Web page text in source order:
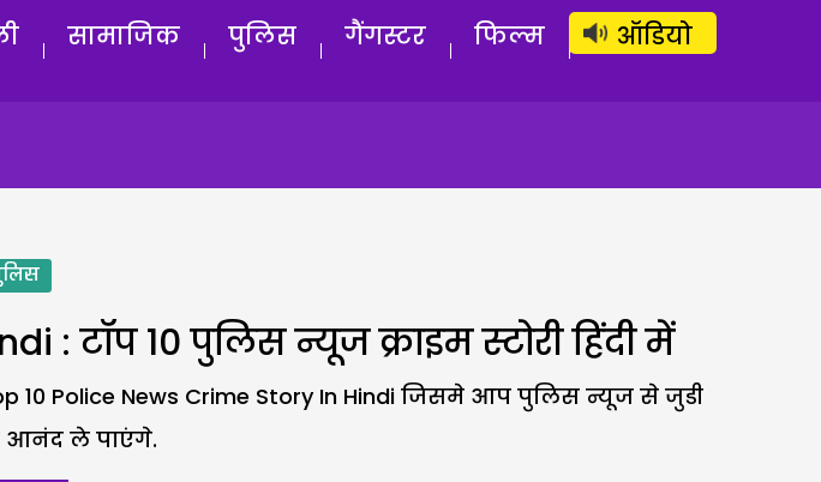
लॉग इन सब्सक्राइब करें
सामाजिक पुलिस गैंगस्टर फिल्म ऑडियो
: टॉप 10 पुलिस न्यूज क्राइम स्टोरी हिंदी में
Police News Crime Story In Hindi जिसमे आप पुलिस न्यूज से जुडी
आनंद ले पाएंगे.